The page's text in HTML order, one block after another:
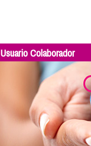
Usuario Colaborador